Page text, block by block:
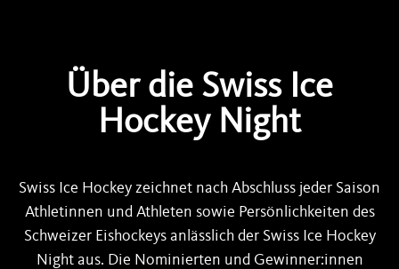
Swiss Ice Hockey Awards 2021
Gewinner 1997-2021
Über die Swiss Ice
Hockey Night
Swiss Ice Hockey zeichnet nach Abschluss jeder Saison
Athletinnen und Athleten sowie Persönlichkeiten des
Schweizer Eishockeys anlässlich der Swiss Ice Hockey
Night aus. Die Nominierten und Gewinner:innen